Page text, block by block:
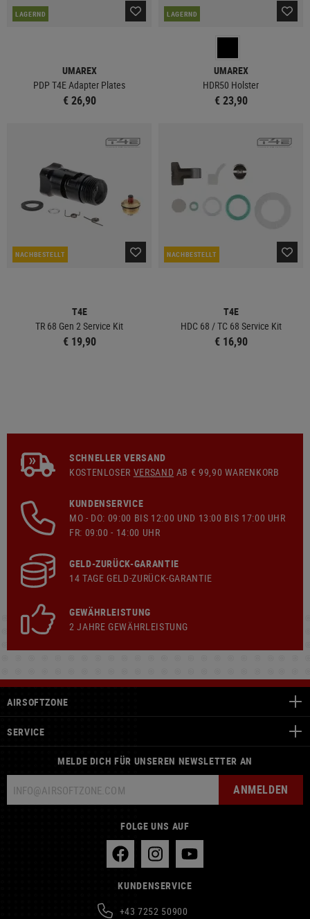
LAGERND
UMAREX
PDP T4E Adapter Plates
€ 26,90
LAGERND
UMAREX
HDR50 Holster
€ 23,90
NACHBESTELLT
T4E
TR 68 Gen 2 Service Kit
€ 19,90
NACHBESTELLT
T4E
HDC 68 / TC 68 Service Kit
€ 16,90
SCHNELLER VERSAND
KOSTENLOSER VERSAND AB € 99,90 WARENKORB
KUNDENSERVICE
MO - DO: 09:00 BIS 12:00 UND 13:00 BIS 17:00 UHR
FR: 09:00 - 14:00 UHR
GELD-ZURÜCK-GARANTIE
14 TAGE GELD-ZURÜCK-GARANTIE
GEWÄHRLEISTUNG
2 JAHRE GEWÄHRLEISTUNG
AIRSOFTZONE
SERVICE
MELDE DICH FÜR UNSEREN NEWSLETTER AN
ANMELDEN
FOLGE UNS AUF
KUNDENSERVICE
+43 7252 50900